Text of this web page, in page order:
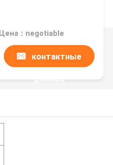
Цена：negotiable
контактные
данные